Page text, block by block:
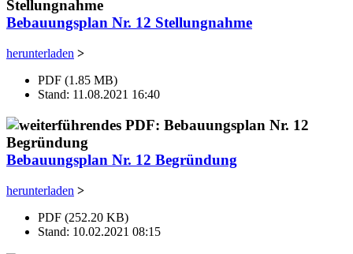
Bebauungsplan Nr. 12 Stellungnahme
herunterladen >
PDF (1.85 MB)
Stand: 11.08.2021 16:40
Bebauungsplan Nr. 12 Begründung
herunterladen >
PDF (252.20 KB)
Stand: 10.02.2021 08:15